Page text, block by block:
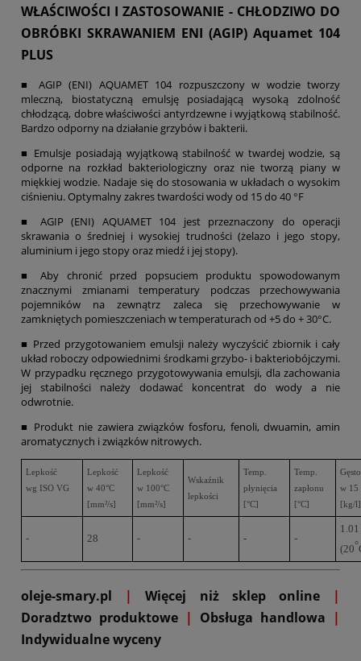
WŁAŚCIWOŚCI I ZASTOSOWANIE - CHŁODZIWO DO
OBRÓBKI SKRAWANIEM ENI (AGIP) Aquamet 104
PLUS
■ AGIP (ENI) AQUAMET 104 rozpuszczony w wodzie tworzy
mleczną, biostatyczną emulsję posiadającą wysoką zdolność
chłodzącą, dobre właściwości antyrdzewne i wyjątkową stabilność.
Bardzo odporny na działanie grzybów i bakterii.
■ Emulsje posiadają wyjątkową stabilność w twardej wodzie, są
odporne na rozkład bakteriologiczny oraz nie tworzą piany w
miękkiej wodzie. Nadaje się do stosowania w układach o wysokim
ciśnieniu. Optymalny zakres twardości wody od 15 do 40 °F
■ AGIP (ENI) AQUAMET 104 jest przeznaczony do operacji
skrawania o średniej i wysokiej trudności (żelazo i jego stopy,
aluminium i jego stopy oraz miedź i jej stopy).
■ Aby chronić przed popsuciem produktu spowodowanym
znacznymi zmianami temperatury podczas przechowywania
pojemników na zewnątrz zaleca się przechowywanie w
zamkniętych pomieszczeniach w temperaturach od +5 do +30°C.
■ Przed przygotowaniem emulsji należy wyczyścić zbiornik i cały
układ roboczy odpowiednimi środkami grzybo- i bakteriobójczymi.
W przypadku ręcznego przygotowywania emulsji, dla zachowania
jej stabilności należy dodawać koncentrat do wody a nie
odwrotnie.
■ Produkt nie zawiera związków fosforu, fenoli, dwuamin, amin
aromatycznych i związków nitrowych.
Lepkość
wg ISO VG
Lepkość
w 40°C
[mm²/s]
Lepkość
w 100°C
[mm²/s]
Wskaźnik
lepkości
Temp.
płynięcia
[°C]
Temp.
zapłonu
[°C]
w 15
[kg/l]
- 28 - - - -
1.01
(20°
oleje-smary.pl | Więcej niż sklep online
|
Doradztwo produktowe | Obsługa handlowa |
Indywidualne wyceny